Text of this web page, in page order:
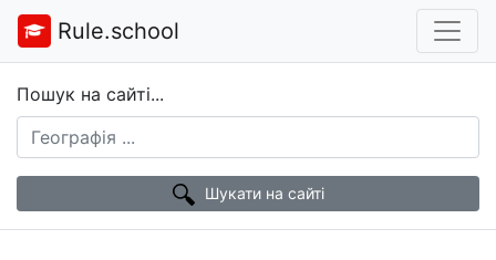
Rule.school
Пошук на сайті...
Шукати на сайті